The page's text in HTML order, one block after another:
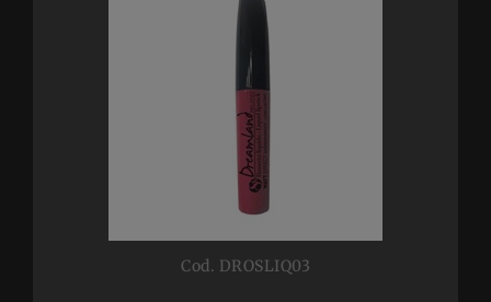
Cod. DROSLIQ03